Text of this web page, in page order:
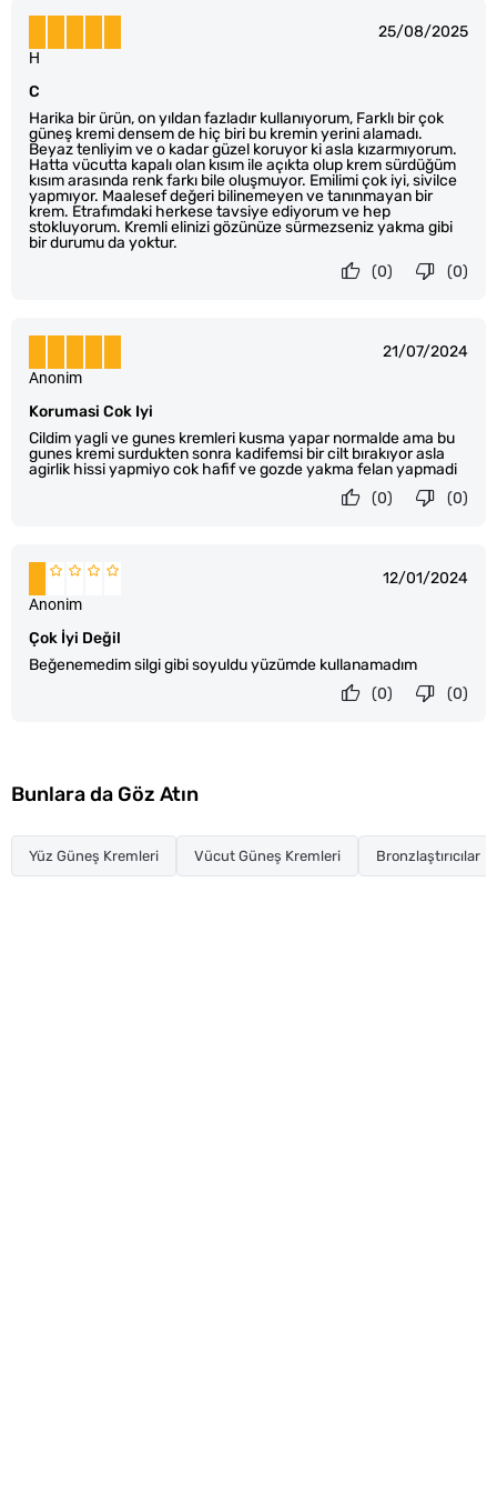
25/08/2025
C
Harika bir ürün, on yıldan fazladır kullanıyorum, Farklı bir çok
güneş kremi densem de hiç biri bu kremin yerini alamadı.
Beyaz tenliyim ve o kadar güzel koruyor ki asla kızarmıyorum.
Hatta vücutta kapalı olan kısım ile açıkta olup krem sürdüğüm
kısım arasında renk farkı bile oluşmuyor. Emilimi çok iyi, sivilce
yapmıyor. Maalesef değeri bilinemeyen ve tanınmayan bir
krem. Etrafımdaki herkese tavsiye ediyorum ve hep
stokluyorum. Kremli elinizi gözünüze sürmezseniz yakma gibi
bir durumu da yoktur.
H
(0)
(0)
21/07/2024
Korumasi Cok Iyi
Cildim yagli ve gunes kremleri kusma yapar normalde ama bu
gunes kremi surdukten sonra kadifemsi bir cilt bırakıyor asla
agirlik hissi yapmiyo cok hafif ve gozde yakma felan yapmadi
Anonim
(0)
(0)
12/01/2024
Çok İyi Değil
Beğenemedim silgi gibi soyuldu yüzümde kullanamadım
Anonim
(0)
(0)
Bunlara da Göz Atın
Yüz Güneş Kremleri Vücut Güneş Kremleri Bronzlaştırıcılar